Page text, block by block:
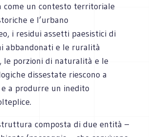
come un contesto territoriale
e l’urbano
i residui assetti paesistici di
abbandonati e le ruralità
le porzioni di naturalità e le
dissestate riescono a
a produrre un inedito
composta di due entità –